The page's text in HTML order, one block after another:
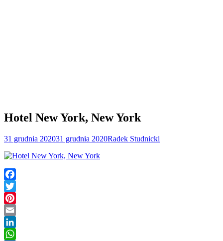
Hotel New York, New York
31 grudnia 202031 grudnia 2020Radek Studnicki
Facebook
Twitter
Pinterest
Email
LinkedIn